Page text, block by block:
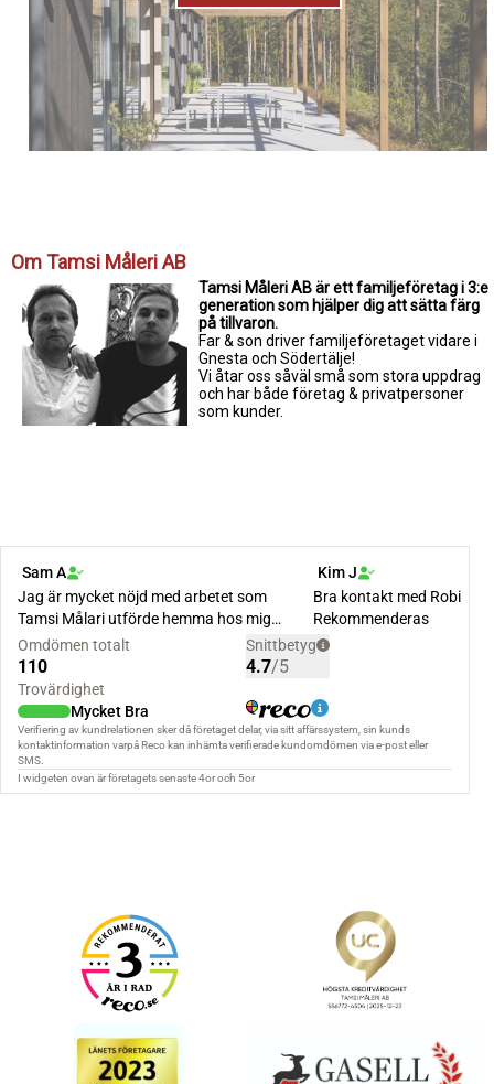
Om Tamsi Måleri AB
Tamsi Måleri AB är ett familjeföretag i 3:e
generation som hjälper dig att sätta färg
på tillvaron.
Far & son driver familjeföretaget vidare i
Gnesta och Södertälje!
Vi åtar oss såväl små som stora uppdrag
och har både företag & privatpersoner
som kunder.